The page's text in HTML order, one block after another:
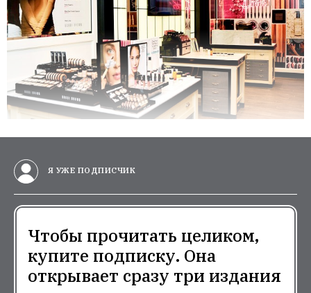
Я УЖЕ ПОДПИСЧИК
Чтобы прочитать целиком,
купите подписку. Она
открывает сразу три издания